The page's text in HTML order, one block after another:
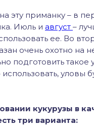
эту приманку – в
Июль и август –
ее. Во
очень охотно на
подготовить такое
использовать, уловы
кукурузы в
три варианта: